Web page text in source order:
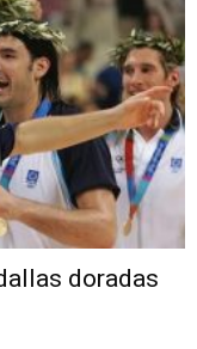
doradas